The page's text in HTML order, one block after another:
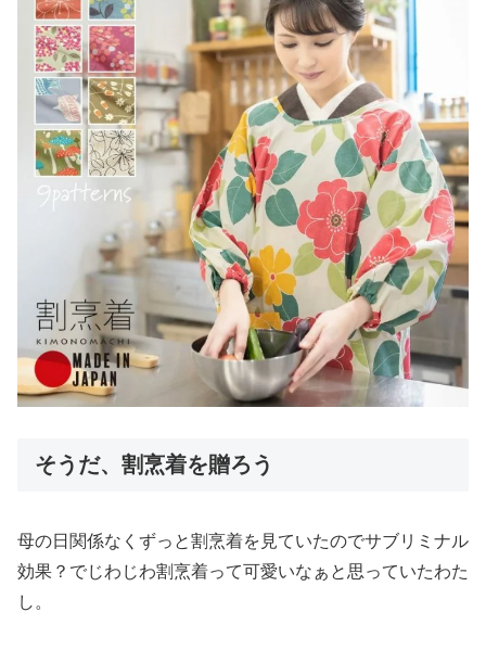
そうだ、割烹着を贈ろう
母の日関係なくずっと割烹着を見ていたのでサブリミナル
効果？でじわじわ割烹着って可愛いなぁと思っていたわた
し。